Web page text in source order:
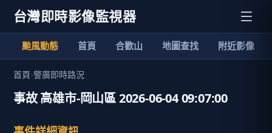
台灣即時影像監視器
颱風動態 首頁 合歡山 地圖查找 附近影像
首頁›警廣即時路況
事故 高雄市-岡山區 2026-06-04 09:07:00